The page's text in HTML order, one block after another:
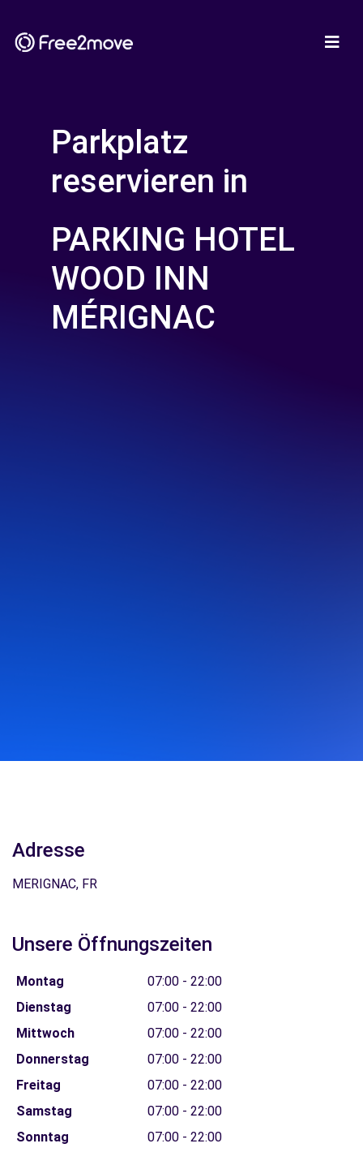
Parkplatz
reservieren in
PARKING HOTEL
WOOD INN
MÉRIGNAC
Adresse
MERIGNAC, FR
Unsere Öffnungszeiten
Montag
07:00 - 22:00
Dienstag
07:00 - 22:00
Mittwoch
07:00 - 22:00
Donnerstag
07:00 - 22:00
Freitag
07:00 - 22:00
Samstag
07:00 - 22:00
Sonntag
07:00 - 22:00